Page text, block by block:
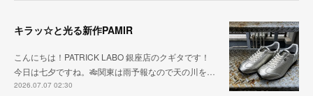
キラッ☆と光る新作PAMIR
こんにちは！PATRICK LABO 銀座店のクギタです！
今日は七夕ですね。🎋関東は雨予報なので天の川を…
2026.07.07 02:30